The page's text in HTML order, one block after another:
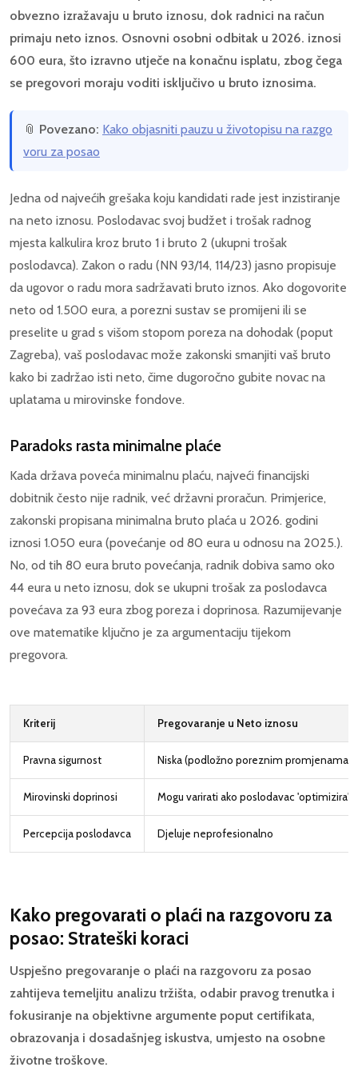
obvezno izražavaju u bruto iznosu, dok radnici na račun
primaju neto iznos. Osnovni osobni odbitak u 2026. iznosi
600 eura, što izravno utječe na konačnu isplatu, zbog čega
se pregovori moraju voditi isključivo u bruto iznosima.
📎 Povezano: Kako objasniti pauzu u životopisu na razgo
voru za posao
Jedna od najvećih grešaka koju kandidati rade jest inzistiranje
na neto iznosu. Poslodavac svoj budžet i trošak radnog
mjesta kalkulira kroz bruto 1 i bruto 2 (ukupni trošak
poslodavca). Zakon o radu (NN 93/14, 114/23) jasno propisuje
da ugovor o radu mora sadržavati bruto iznos. Ako dogovorite
neto od 1.500 eura, a porezni sustav se promijeni ili se
preselite u grad s višom stopom poreza na dohodak (poput
Zagreba), vaš poslodavac može zakonski smanjiti vaš bruto
kako bi zadržao isti neto, čime dugoročno gubite novac na
uplatama u mirovinske fondove.
Paradoks rasta minimalne plaće
Kada država poveća minimalnu plaću, najveći financijski
dobitnik često nije radnik, već državni proračun. Primjerice,
zakonski propisana minimalna bruto plaća u 2026. godini
iznosi 1.050 eura (povećanje od 80 eura u odnosu na 2025.).
No, od tih 80 eura bruto povećanja, radnik dobiva samo oko
44 eura u neto iznosu, dok se ukupni trošak za poslodavca
povećava za 93 eura zbog poreza i doprinosa. Razumijevanje
ove matematike ključno je za argumentaciju tijekom
pregovora.
Kriterij Pregovaranje u Neto iznosu
Pravna sigurnost Niska (podložno poreznim promjenama)
Mirovinski doprinosi Mogu varirati ako poslodavac 'optimizira'
Percepcija poslodavca Djeluje neprofesionalno
Kako pregovarati o plaći na razgovoru za
posao: Strateški koraci
Uspješno pregovaranje o plaći na razgovoru za posao
zahtijeva temeljitu analizu tržišta, odabir pravog trenutka i
fokusiranje na objektivne argumente poput certifikata,
obrazovanja i dosadašnjeg iskustva, umjesto na osobne
životne troškove.